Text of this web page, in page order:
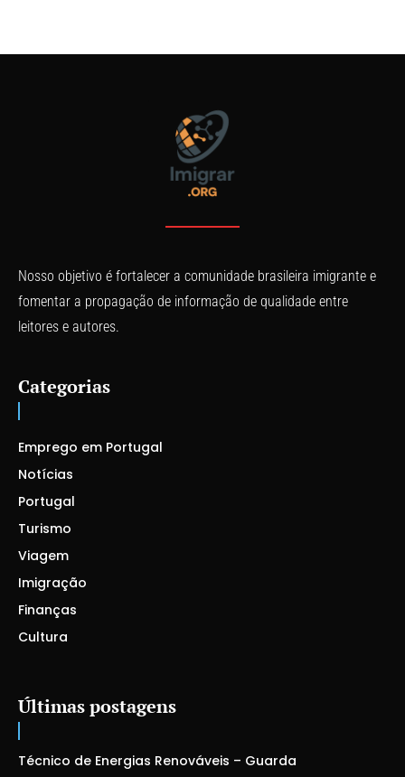
Nosso objetivo é fortalecer a comunidade brasileira imigrante e
fomentar a propagação de informação de qualidade entre
leitores e autores.
Categorias
Emprego em Portugal
Notícias
Portugal
Turismo
Viagem
Imigração
Finanças
Cultura
Últimas postagens
Técnico de Energias Renováveis – Guarda